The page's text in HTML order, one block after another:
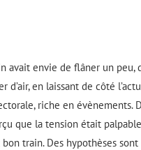
avait envie de flâner un peu,
d’air, en laissant de côté
riche en évènements.
que la tension était
train. Des hypothèses sont